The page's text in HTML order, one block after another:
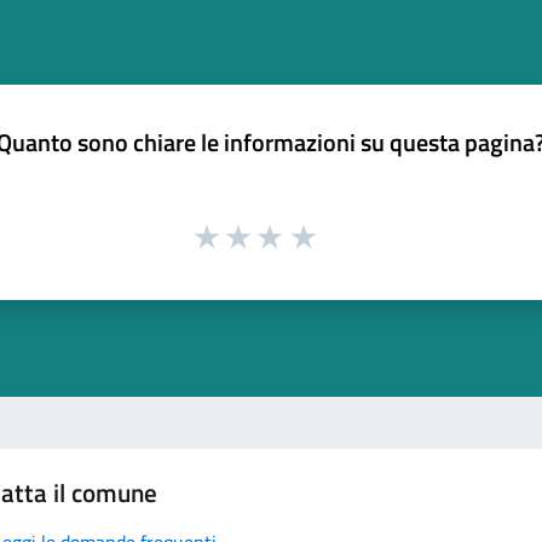
sono chiare le informazioni su questa
il comune